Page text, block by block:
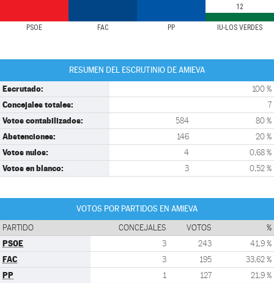
PSOE FAC PP IU-LOS VERDES
12
RESUMEN DEL ESCRUTINIO DE AMIEVA
Escrutado: 100 %
Concejales totales: 7
Votos contabilizados: 584 80 %
Abstenciones: 146 20 %
Votos nulos: 4 0,68 %
Votos en blanco: 3 0,52 %
VOTOS POR PARTIDOS EN AMIEVA
PARTIDO CONCEJALES VOTOS %
PSOE 3 243 41,9 %
FAC 3 195 33,62 %
PP 1 127 21,9 %